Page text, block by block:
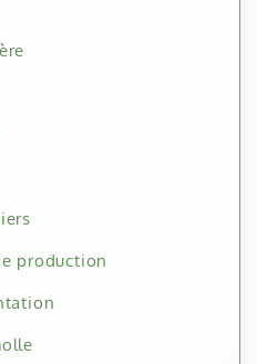
production